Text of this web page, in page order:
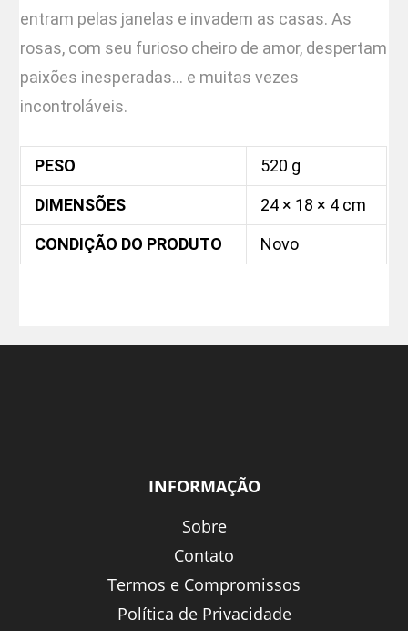
entram pelas janelas e invadem as casas. As
rosas, com seu furioso cheiro de amor, despertam
paixões inesperadas… e muitas vezes
incontroláveis.
PESO 520 g
DIMENSÕES 24 × 18 × 4 cm
CONDIÇÃO DO PRODUTO Novo
INFORMAÇÃO
Sobre
Contato
Termos e Compromissos
Política de Privacidade